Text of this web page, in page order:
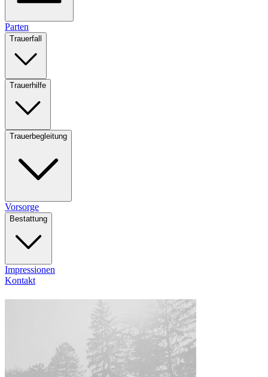
Parten
Trauerfall
Trauerhilfe
Trauerbegleitung
Vorsorge
Bestattung
Impressionen
Kontakt